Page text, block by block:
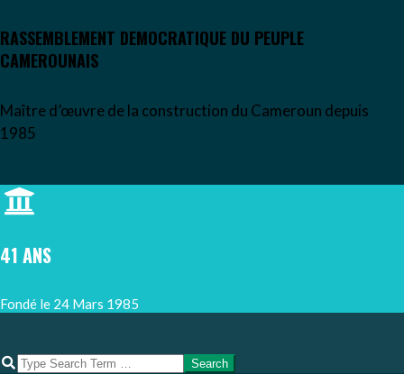
RASSEMBLEMENT DEMOCRATIQUE DU PEUPLE
CAMEROUNAIS
Maître d’œuvre de la construction du Cameroun depuis
1985
to
content
41 ANS
Fondé le 24 Mars 1985
Search